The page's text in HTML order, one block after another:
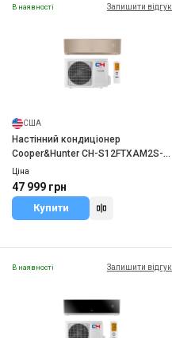
В наявності Залишити відгук
США
Настінний кондиціонер
Cooper&Hunter CH-S12FTXAM2S-
GD
Ціна
47 999 грн
Купити
В наявності Залишити відгук